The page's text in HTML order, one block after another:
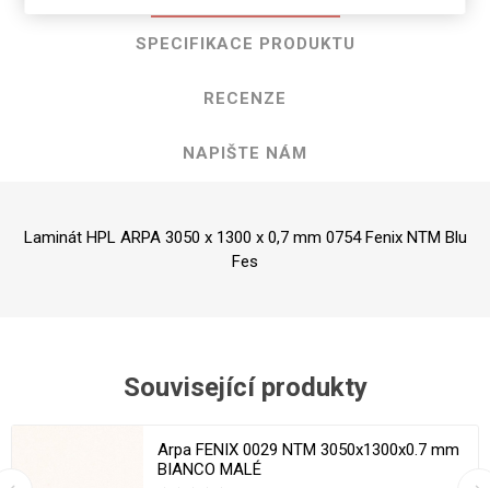
SPECIFIKACE PRODUKTU
RECENZE
NAPIŠTE NÁM
Laminát HPL ARPA 3050 x 1300 x 0,7 mm 0754 Fenix NTM Blu
Fes
Související produkty
Arpa FENIX 0029 NTM 3050x1300x0.7 mm
BIANCO MALÉ